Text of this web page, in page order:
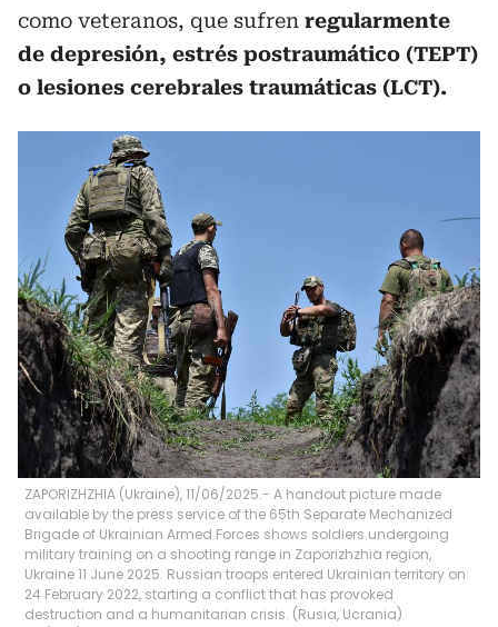
como veteranos, que sufren regularmente
de depresión, estrés postraumático (TEPT)
o lesiones cerebrales traumáticas (LCT).
ZAPORIZHZHIA (Ukraine), 11/06/2025.- A handout picture made
available by the press service of the 65th Separate Mechanized
Brigade of Ukrainian Armed Forces shows soldiers undergoing
military training on a shooting range in Zaporizhzhia region,
Ukraine 11 June 2025. Russian troops entered Ukrainian territory on
24 February 2022, starting a conflict that has provoked
destruction and a humanitarian crisis. (Rusia, Ucrania)